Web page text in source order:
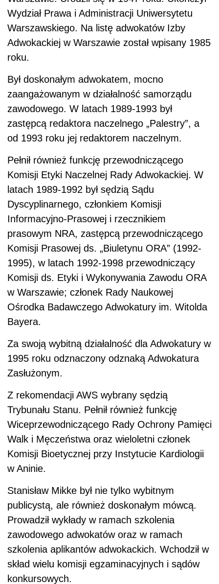
Wydział Prawa i Administracji Uniwersytetu
Warszawskiego. Na listę adwokatów Izby
Adwokackiej w Warszawie został wpisany 1985
roku.
Był doskonałym adwokatem, mocno
zaangażowanym w działalność samorządu
zawodowego. W latach 1989-1993 był
zastępcą redaktora naczelnego „Palestry”, a
od 1993 roku jej redaktorem naczelnym.
Pełnił również funkcję przewodniczącego
Komisji Etyki Naczelnej Rady Adwokackiej. W
latach 1989-1992 był sędzią Sądu
Dyscyplinarnego, członkiem Komisji
Informacyjno-Prasowej i rzecznikiem
prasowym NRA, zastępcą przewodniczącego
Komisji Prasowej ds. „Biuletynu ORA” (1992-
1995), w latach 1992-1998 przewodniczący
Komisji ds. Etyki i Wykonywania Zawodu ORA
w Warszawie; członek Rady Naukowej
Ośrodka Badawczego Adwokatury im. Witolda
Bayera.
Za swoją wybitną działalność dla Adwokatury w
1995 roku odznaczony odznaką Adwokatura
Zasłużonym.
Z rekomendacji AWS wybrany sędzią
Trybunału Stanu. Pełnił również funkcję
Wiceprzewodniczącego Rady Ochrony Pamięci
Walk i Męczeństwa oraz wieloletni członek
Komisji Bioetycznej przy Instytucie Kardiologii
w Aninie.
Stanisław Mikke był nie tylko wybitnym
publicystą, ale również doskonałym mówcą.
Prowadził wykłady w ramach szkolenia
zawodowego adwokatów oraz w ramach
szkolenia aplikantów adwokackich. Wchodził w
skład wielu komisji egzaminacyjnych i sądów
konkursowych.